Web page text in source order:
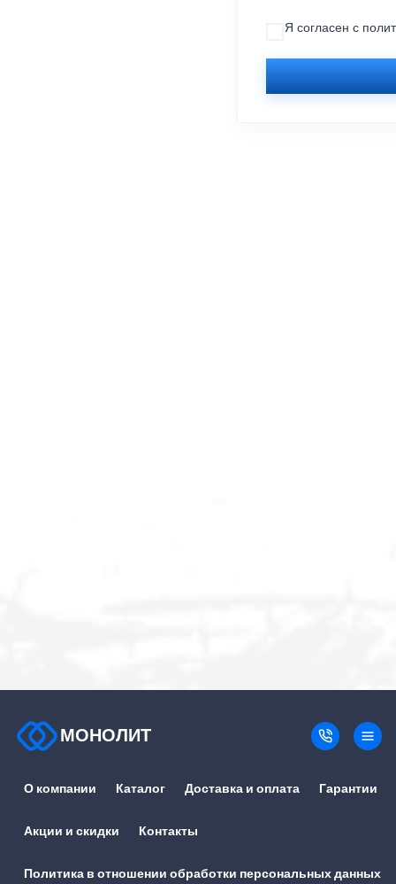
Я согласен с
МОНОЛИТ
О компании Каталог Доставка и оплата Гарантии
Акции и скидки Контакты
Политика в отношении обработки персональных данных